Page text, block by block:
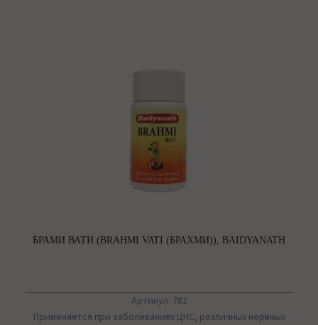
БРАМИ ВАТИ (BRAHMI VATI (БРАХМИ)), BAIDYANATH
Артикул: 782
Применяется при заболеваниях ЦНС, различных нервных